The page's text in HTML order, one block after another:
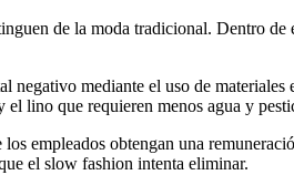
de la moda tradicional. Dentro
negativo mediante el uso de
lino que requieren menos agua y
empleados obtengan una
el slow fashion intenta eliminar.